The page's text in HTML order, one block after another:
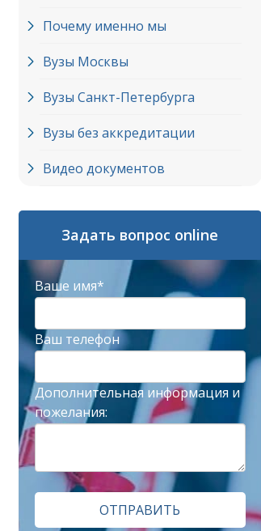
Почему именно мы
Вузы Москвы
Вузы Cанкт-Петербурга
Вузы без аккредитации
Видео документов
Задать вопрос online
Ваше имя*
Ваш телефон
Дополнительная информация и
пожелания:
ОТПРАВИТЬ